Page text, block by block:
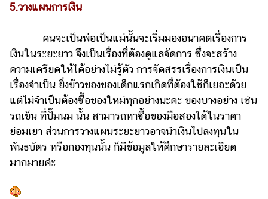
ติดต่อ
แจ้ง
ปัญหา
ร่วม
งาน
กับ
เรา
5.วางแผนการเงิน
คนจะเป็นพ่อเป็นแม่นั้นจะเริ่มมองอนาคตเรื่องการ
เงินในระยะยาว จึงเป็นเรื่องที่ต้องดูแลจัดการ ซึ่งจะสร้าง
ความเครียดให้ได้อย่างไม่รู้ตัว การจัดสรรเรื่องการเงินเป็น
เรื่องจำเป็น ยิ่งข้าวของของเด็กแรกเกิดที่ต้องใช้ก็เยอะด้วย
แต่ไม่จำเป็นต้องซื้อของใหม่ทุกอย่างนะคะ ของบางอย่าง เช่น
รถเข็น ที่ปั๊มนม นั้น สามารถหาซื้อของมือสองได้ในราคา
ย่อมเยา ส่วนการวางแผนระยะยาวอาจนำเงินไปลงทุนใน
พันธบัตร หรือกองทุนนั้น ก็มีข้อมูลให้ศึกษารายละเอียด
มากมายค่ะ